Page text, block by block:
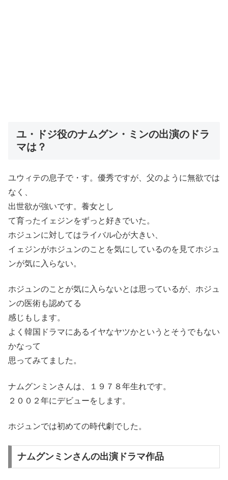
ユ・ドジ役のナムグン・ミンの出演のドラ
マは？
ユウィテの息子で・す。優秀ですが、父のように無欲では
なく、
出世欲が強いです。養女とし
て育ったイェジンをずっと好きでいた。
ホジュンに対してはライバル心が大きい、
イェジンがホジュンのことを気にしているのを見てホジュ
ンが気に入らない。
ホジュンのことが気に入らないとは思っているが、ホジュ
ンの医術も認めてる
感じもします。
よく韓国ドラマにあるイヤなヤツかというとそうでもない
かなって
思ってみてました。
ナムグンミンさんは、１９７８年生れです。
２００２年にデビューをします。
ホジュンでは初めての時代劇でした。
ナムグンミンさんの出演ドラマ作品